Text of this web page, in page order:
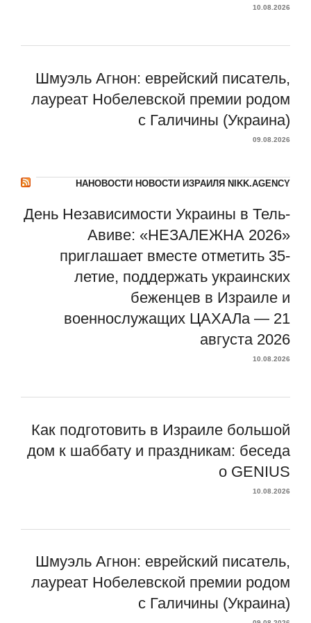
10.08.2026
Шмуэль Агнон: еврейский писатель,
лауреат Нобелевской премии родом
с Галичины (Украина)
09.08.2026
НАНОВОСТИ НОВОСТИ ИЗРАИЛЯ NIKK.AGENCY
День Независимости Украины в Тель-
Авиве: «НЕЗАЛЕЖНА 2026»
приглашает вместе отметить 35-
летие, поддержать украинских
беженцев в Израиле и
военнослужащих ЦАХАЛа — 21
августа 2026
10.08.2026
Как подготовить в Израиле большой
дом к шаббату и праздникам: беседа
о GENIUS
10.08.2026
Шмуэль Агнон: еврейский писатель,
лауреат Нобелевской премии родом
с Галичины (Украина)